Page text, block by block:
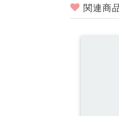
関連商